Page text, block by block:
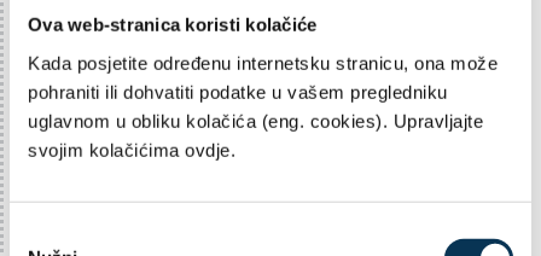
Ova web-stranica koristi kolačiće
Kada posjetite određenu internetsku stranicu, ona može
pohraniti ili dohvatiti podatke u vašem pregledniku
uglavnom u obliku kolačića (eng. cookies). Upravljajte
svojim kolačićima ovdje.
972 KB .PDF
PROSPEKT AZ PROFIT OŽUJAK
12.03.2019